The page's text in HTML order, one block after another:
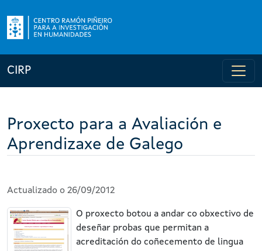
CIRP
Proxecto para a Avaliación e
Aprendizaxe de Galego
Actualizado o 26/09/2012
O proxecto botou a andar co obxectivo de
deseñar probas que permitan a
acreditación do coñecemento de lingua